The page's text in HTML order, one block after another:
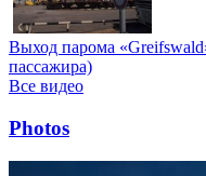
Выход парома
пассажира)
Все видео
Photos